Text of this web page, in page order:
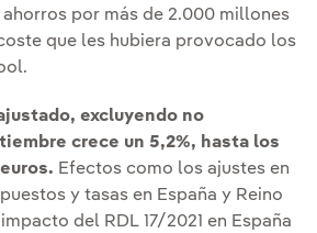
por más de 2.000 millones
que les hubiera provocado los
excluyendo no
crece un 5,2%, hasta los
Efectos como los ajustes en
y tasas en España y Reino
del RDL 17/2021 en España